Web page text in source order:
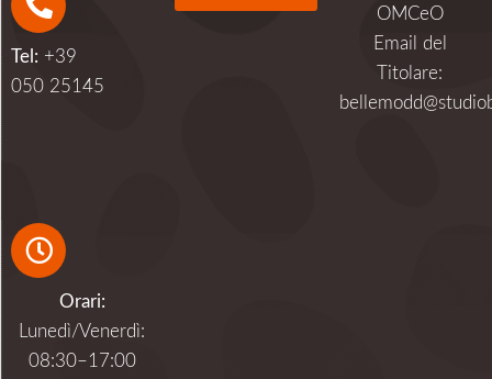
Tel: +39
050 25145
Orari:
Lunedì/Venerdì:
08:30–17:00
OMCeO
Email del
Titolare: